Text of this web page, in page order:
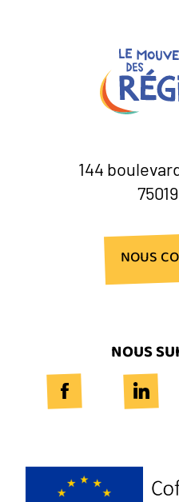
NOUS
144
NOUS
Logo
Europe